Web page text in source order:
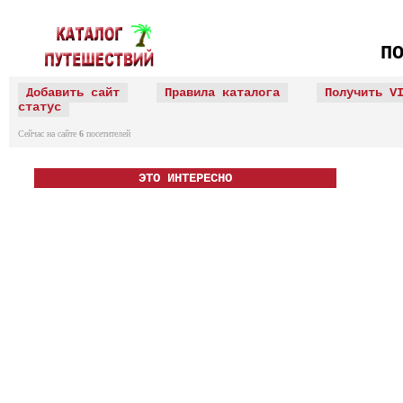
Добавить сайт Правила каталога
Получить
статус
Сейчас на сайте 6 посетителей
ЭТО ИНТЕРЕСНО